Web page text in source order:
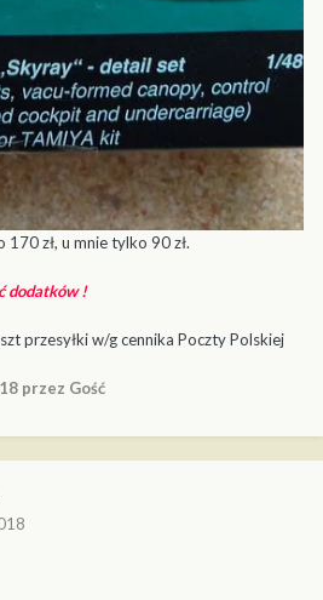
zł, u mnie tylko 90 zł.
dodatków !
przesyłki w/g cennika Poczty Polskiej
przez Gość